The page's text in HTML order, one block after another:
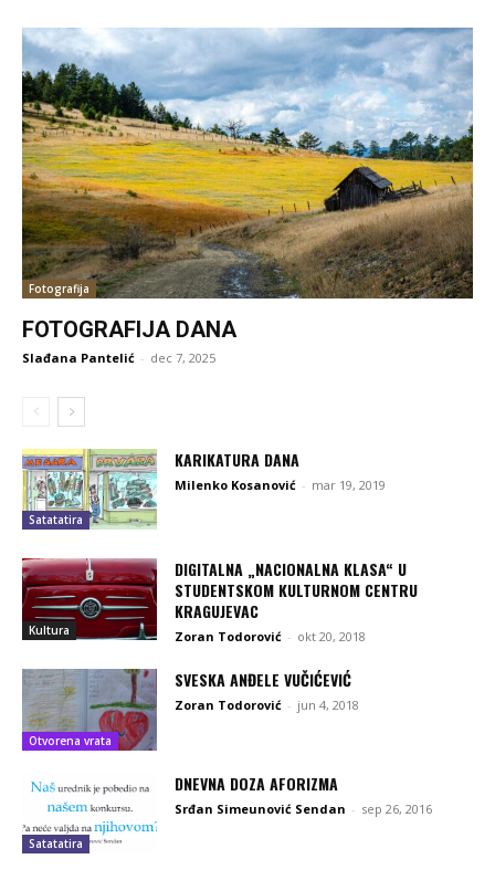
Fotografija
FOTOGRAFIJA DANA
Slađana Pantelić - dec 7, 2025
Satatatira
KARIKATURA DANA
Milenko Kosanović - mar 19, 2019
Kultura
DIGITALNA „NACIONALNA KLASA“ U
STUDENTSKOM KULTURNOM CENTRU
KRAGUJEVAC
Zoran Todorović - okt 20, 2018
Otvorena vrata
SVESKA ANĐELE VUČIĆEVIĆ
Zoran Todorović - jun 4, 2018
Satatatira
DNEVNA DOZA AFORIZMA
Srđan Simeunović Sendan - sep 26, 2016